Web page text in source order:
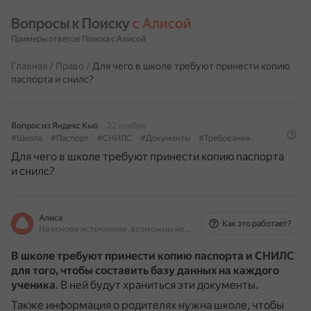
Вопросы к Поиску с Алисой
Примеры ответов Поиска с Алисой
Главная / Право / Для чего в школе требуют принести копию
паспорта и снилс?
Вопрос из Яндекс Кью
22 ноября
#Школа
#Паспорт #СНИЛС #Документы #Требования
Для чего в школе требуют принести копию паспорта
и снилс?
Алиса
На основе источников, возможны неточности
Как это работает?
В школе требуют принести копию паспорта и СНИЛС
для того, чтобы составить базу данных на каждого
ученика. В ней будут храниться эти документы.
Также информация о родителях нужна школе, чтобы